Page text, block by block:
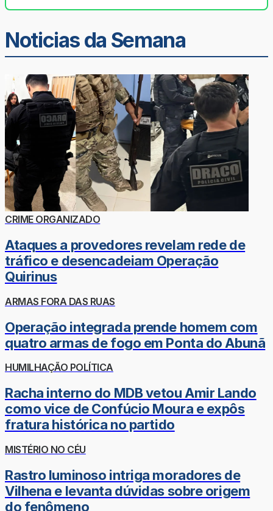
Noticias da Semana
CRIME ORGANIZADO
Ataques a provedores revelam rede de
tráfico e desencadeiam Operação
Quirinus
ARMAS FORA DAS RUAS
Operação integrada prende homem com
quatro armas de fogo em Ponta do Abunã
HUMILHAÇÃO POLÍTICA
Racha interno do MDB vetou Amir Lando
como vice de Confúcio Moura e expôs
fratura histórica no partido
MISTÉRIO NO CÉU
Rastro luminoso intriga moradores de
Vilhena e levanta dúvidas sobre origem
do fenômeno